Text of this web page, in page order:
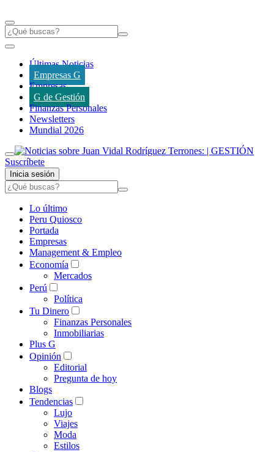
Últimas Noticias
Empresas G
Empresas
G de Gestión
Finanzas Personales
Newsletters
Mundial 2026
Suscríbete
Inicia sesión
Lo último
Peru Quiosco
Portada
Empresas
Management & Empleo
Economía
Mercados
Perú
Política
Tu Dinero
Finanzas Personales
Inmobiliarias
Plus G
Opinión
Editorial
Pregunta de hoy
Blogs
Tendencias
Lujo
Viajes
Moda
Estilos